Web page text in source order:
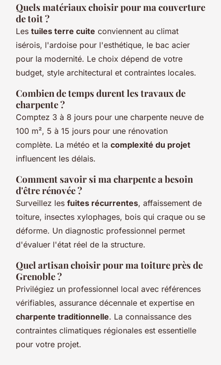
Quels matériaux choisir pour ma couverture
de toit ?
Les tuiles terre cuite conviennent au climat
isérois, l'ardoise pour l'esthétique, le bac acier
pour la modernité. Le choix dépend de votre
budget, style architectural et contraintes locales.
Combien de temps durent les travaux de
charpente ?
Comptez 3 à 8 jours pour une charpente neuve de
100 m², 5 à 15 jours pour une rénovation
complète. La météo et la complexité du projet
influencent les délais.
Comment savoir si ma charpente a besoin
d'être rénovée ?
Surveillez les fuites récurrentes, affaissement de
toiture, insectes xylophages, bois qui craque ou se
déforme. Un diagnostic professionnel permet
d'évaluer l'état réel de la structure.
Quel artisan choisir pour ma toiture près de
Grenoble ?
Privilégiez un professionnel local avec références
vérifiables, assurance décennale et expertise en
charpente traditionnelle. La connaissance des
contraintes climatiques régionales est essentielle
pour votre projet.